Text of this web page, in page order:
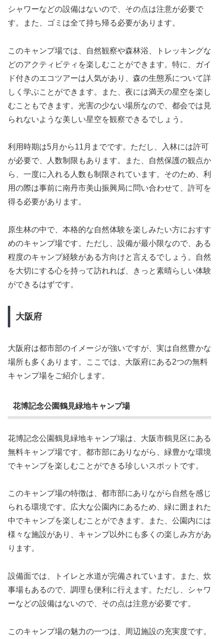
シャワーなどの設備はないので、その点は注意が必要で
す。また、ゴミは全て持ち帰る必要があります。
このキャンプ場では、自然観察や森林浴、トレッキングな
どのアクティビティを楽しむことができます。特に、ガイ
ド付きのエコツアーは人気があり、森の生態系について詳
しく学ぶことができます。また、夜には満天の星空を楽し
むこともできます。光害の少ない場所なので、都会では見
られないような美しい星空を観察できるでしょう。
利用時期は5月から11月までです。ただし、入林には許可
が必要で、人数制限もあります。また、自然保護の観点か
ら、一度に入れる人数も制限されています。そのため、利
用の際は事前に南丹市美山振興局に問い合わせて、許可を
得る必要があります。
原生林の中で、本格的な自然体験を楽しみたい方におすす
めのキャンプ場です。ただし、設備が最小限なので、ある
程度のキャンプ経験がある方向けと言えるでしょう。自然
を大切にする心を持って訪れれば、きっと素晴らしい体験
ができるはずです。
大阪府
大阪府は都市部のイメージが強いですが、実は自然豊かな
場所も多くあります。ここでは、大阪府にある2つの無料
キャンプ場をご紹介します。
花博記念公園鶴見緑地キャンプ場
花博記念公園鶴見緑地キャンプ場は、大阪市鶴見区にある
無料キャンプ場です。都市部にありながら、緑豊かな環境
でキャンプを楽しむことができる珍しいスポットです。
このキャンプ場の特徴は、都市部にありながら自然を感じ
られる環境です。広大な公園内にあるため、緑に囲まれた
中でキャンプを楽しむことができます。また、公園内には
様々な施設があり、キャンプ以外にも多くの楽しみ方があ
ります。
設備面では、トイレと水道が完備されています。また、炊
事場もあるので、調理も便利に行えます。ただし、シャワ
ーなどの設備はないので、その点は注意が必要です。
このキャンプ場の魅力の一つは、周辺施設の充実度です。